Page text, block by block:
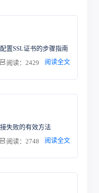
置SSL证书的步骤指南
阅读：2429 阅读全文
失败的有效方法
阅读：2748 阅读全文